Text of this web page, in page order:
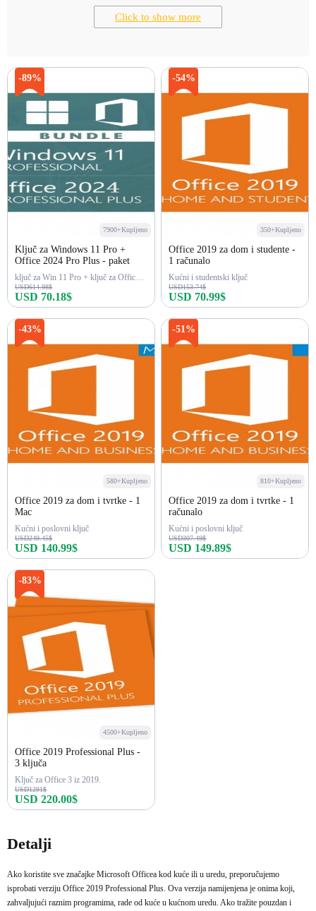
Click to show more
-89%
7900+Kupljeno
Ključ za Windows 11 Pro +
Office 2024 Pro Plus - paket
ključ za Win 11 Pro + ključ za Office 2024 Pro Plus
USD614.98$
USD 70.18$
-54%
350+Kupljeno
Office 2019 za dom i studente -
1 računalo
Kućni i studentski ključ
USD153.74$
USD 70.99$
-43%
580+Kupljeno
Office 2019 za dom i tvrtke - 1
Mac
Kućni i poslovni ključ
USD249.45$
USD 140.99$
-51%
810+Kupljeno
Office 2019 za dom i tvrtke - 1
računalo
Kućni i poslovni ključ
USD307.49$
USD 149.89$
-83%
4500+Kupljeno
Office 2019 Professional Plus -
3 ključa
Ključ za Office 3 iz 2019.
USD1291$
USD 220.00$
Detalji
Ako koristite sve značajke Microsoft Officea kod kuće ili u uredu, preporučujemo
isprobati verziju Office 2019 Professional Plus. Ova verzija namijenjena je onima koji,
zahvaljujući raznim programima, rade od kuće u kućnom uredu. Ako tražite pouzdan i